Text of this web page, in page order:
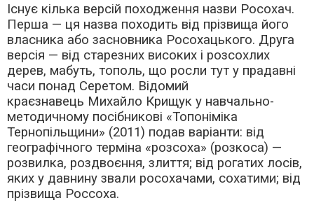
Існує кілька версій походження назви Росохач.
Перша — ця назва походить від прізвища його
власника або засновника Росохацького. Друга
версія — від старезних високих і розсохлих
дерев, мабуть, тополь, що росли тут у прадавні
часи понад Серетом. Відомий
краєзнавець Михайло Крищук у навчально-
методичному посібникові «Топоніміка
Тернопільщини» (2011) подав варіанти: від
географічного терміна «розсоха» (розкоса) —
розвилка, роздвоєння, злиття; від рогатих лосів,
яких у давнину звали росохачами, сохатими; від
прізвища Россоха.